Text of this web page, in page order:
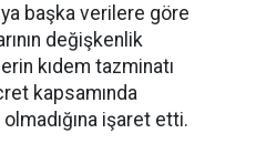
başka verilere göre
değişkenlik
kıdem tazminatı
kapsamında
işaret etti.